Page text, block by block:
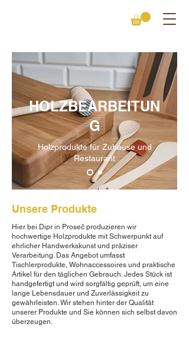
HOLZBEARBEITUN
G
Holzprodukte für Zuhause und
Restaurant
Unsere Produkte
Hier bei Dipr in Proseč produzieren wir
hochwertige Holzprodukte mit Schwerpunkt auf
ehrlicher Handwerkskunst und präziser
Verarbeitung. Das Angebot umfasst
Tischlerprodukte, Wohnaccessoires und praktische
Artikel für den täglichen Gebrauch. Jedes Stück ist
handgefertigt und wird sorgfältig geprüft, um eine
lange Lebensdauer und Zuverlässigkeit zu
gewährleisten. Wir stehen hinter der Qualität
unserer Produkte und Sie können sich selbst davon
überzeugen.